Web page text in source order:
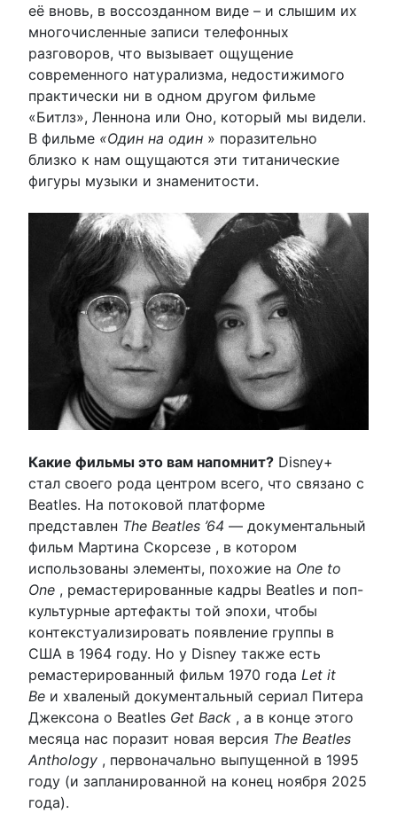
её вновь, в воссозданном виде – и слышим их
многочисленные записи телефонных
разговоров, что вызывает ощущение
современного натурализма, недостижимого
практически ни в одном другом фильме
«Битлз», Леннона или Оно, который мы видели.
В фильме «Один на один » поразительно
близко к нам ощущаются эти титанические
фигуры музыки и знаменитости.
Какие фильмы это вам напомнит? Disney+
стал своего рода центром всего, что связано с
Beatles. На потоковой платформе
представлен The Beatles ’64 — документальный
фильм Мартина Скорсезе , в котором
использованы элементы, похожие на One to
One , ремастерированные кадры Beatles и поп-
культурные артефакты той эпохи, чтобы
контекстуализировать появление группы в
США в 1964 году. Но у Disney также есть
ремастерированный фильм 1970 года Let it
Be и хваленый документальный сериал Питера
Джексона о Beatles Get Back , а в конце этого
месяца нас поразит новая версия The Beatles
Anthology , первоначально выпущенной в 1995
году (и запланированной на конец ноября 2025
года).